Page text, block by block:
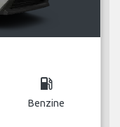
local_gas_station
Benzine